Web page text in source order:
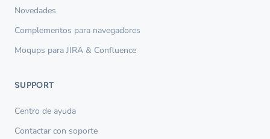
Novedades
Complementos para navegadores
Moqups para JIRA & Confluence
SUPPORT
Centro de ayuda
Contactar con soporte